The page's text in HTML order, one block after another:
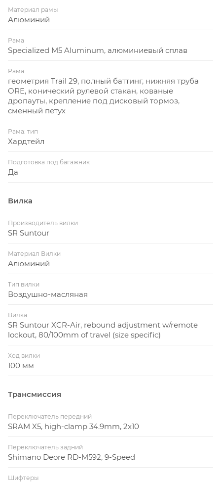
Материал рамы
Алюминий
Рама
Specialized M5 Aluminum, алюминиевый сплав
Рама
геометрия Trail 29, полный баттинг, нижняя труба
ORE, конический рулевой стакан, кованые
дропауты, крепление под дисковый тормоз,
сменный петух
Рама: тип
Хардтейл
Подготовка под багажник
Да
Вилка
Производитель вилки
SR Suntour
Материал Вилки
Алюминий
Тип вилки
Воздушно-масляная
Вилка
SR Suntour XCR-Air, rebound adjustment w/remote
lockout, 80/100mm of travel (size specific)
Ход вилки
100 мм
Трансмиссия
Переключатель передний
SRAM X5, high-clamp 34.9mm, 2x10
Переключатель задний
Shimano Deore RD-M592, 9-Speed
Шифтеры